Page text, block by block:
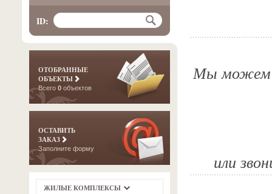
ID:
ОТОБРАННЫЕ
ОБЪЕКТЫ
Всего 0 объектов
ОСТАВИТЬ
ЗАКАЗ
Заполните форму
ЖИЛЫЕ КОМПЛЕКСЫ
Мы можем
или